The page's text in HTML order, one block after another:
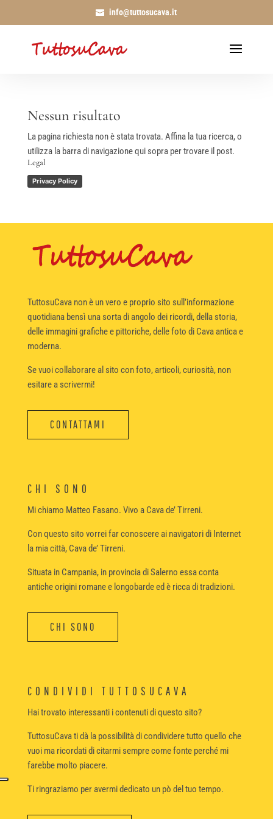
info@tuttosucava.it
Nessun risultato
La pagina richiesta non è stata trovata. Affina la tua ricerca, o
utilizza la barra di navigazione qui sopra per trovare il post.
Legal
Privacy Policy
TuttosuCava non è un vero e proprio sito sull’informazione
quotidiana bensì una sorta di angolo dei ricordi, della storia,
delle immagini grafiche e pittoriche, delle foto di Cava antica e
moderna.
Se vuoi collaborare al sito con foto, articoli, curiosità, non
esitare a scrivermi!
CONTATTAMI
CHI SONO
Mi chiamo Matteo Fasano. Vivo a Cava de’ Tirreni.
Con questo sito vorrei far conoscere ai navigatori di Internet
la mia città, Cava de’ Tirreni.
Situata in Campania, in provincia di Salerno essa conta
antiche origini romane e longobarde ed è ricca di tradizioni.
CHI SONO
CONDIVIDI TUTTOSUCAVA
Hai trovato interessanti i contenuti di questo sito?
TuttosuCava ti dà la possibilità di condividere tutto quello che
vuoi ma ricordati di citarmi sempre come fonte perché mi
farebbe molto piacere.
Ti ringraziamo per avermi dedicato un pò del tuo tempo.